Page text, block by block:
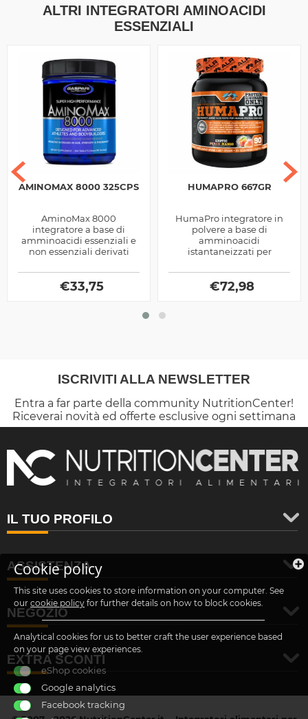
ALTRI INTEGRATORI AMINOACIDI
ESSENZIALI
AMINOMAX 8000 325CPS
AminoMax 8000
integratore a base di
amminoacidi essenziali e
non essenziali derivati
latte e Caseine, prodotto
dalla Gaspari...
€33,75
HUMAPRO 667GR
HumaPro integratore in
polvere a base di
amminoacidi
istantaneizzati per
muscolare prodotti dalla
Alri
€72,98
ISCRIVITI ALLA NEWSLETTER
Entra a far parte della community NutritionCenter!
Riceverai novità ed offerte esclusive ogni settimana
IL TUO PROFILO
ASSISTENZA
NEGOZIO
EXTRA SCONTI
Cookie policy
This site uses cookies to store information on your computer. See
our cookie policy for further details on how to block cookies.
Analytical cookies for us to better craft the user experience based
on your page view experiences.
eShop cookies
Google analytics
Facebook tracking